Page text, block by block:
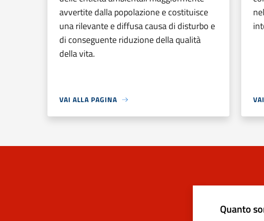
avvertite dalla popolazione e costituisce
una rilevante e diffusa causa di disturbo e
di conseguente riduzione della qualità
della vita.
VAI ALLA PAGINA
Quanto